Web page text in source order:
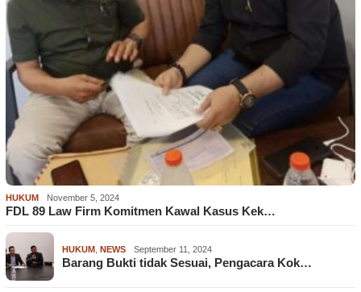
HUKUM November 5, 2024
FDL 89 Law Firm Komitmen Kawal Kasus Kek…
HUKUM NEWS September 11, 2024
Barang Bukti tidak Sesuai, Pengacara Kok…